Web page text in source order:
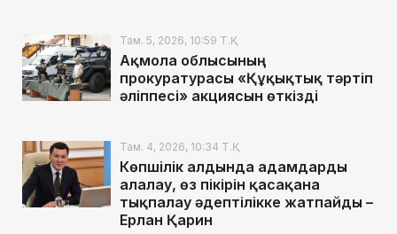
Там. 5, 2026, 10:59 Т.Қ.
Ақмола облысының
прокуратурасы «Құқықтық тәртіп
әліппесі» акциясын өткізді
Там. 4, 2026, 10:34 Т.Қ.
Көпшілік алдында адамдарды
алалау, өз пікірін қасақана
тықпалау әдептілікке жатпайды –
Ерлан Қарин